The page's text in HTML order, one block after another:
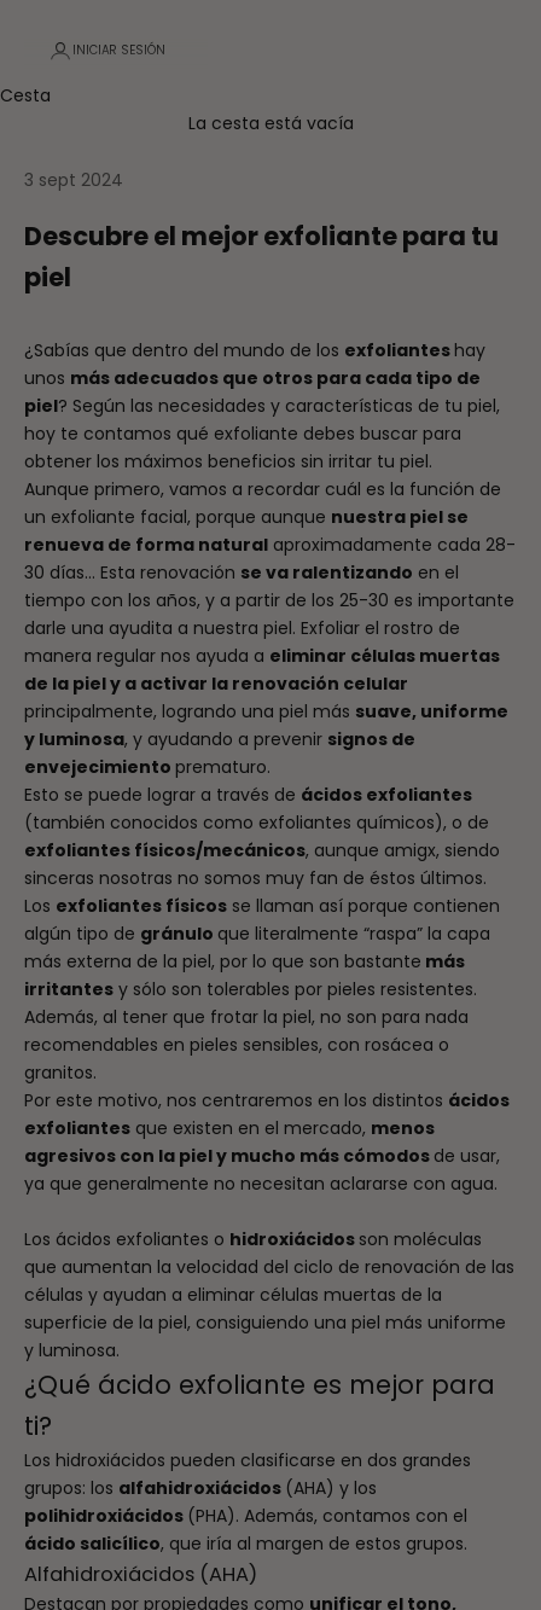
INICIAR SESIÓN
Cesta
La cesta está vacía
3 sept 2024
Descubre el mejor exfoliante para tu
piel
¿Sabías que dentro del mundo de los exfolianteshay
unos más adecuados que otros para cada tipo de
piel? Según las necesidades y características de tu piel,
hoy te contamos qué exfoliante debes buscar para
obtener los máximos beneficios sin irritar tu piel.
Aunque primero, vamos a recordar cuál es la función de
un exfoliante facial, porque aunque nuestra piel se
renueva de forma natural aproximadamente cada 28-
30 días… Esta renovación se va ralentizando en el
tiempo con los años, y a partir de los 25-30 es importante
darle una ayudita a nuestra piel. Exfoliar el rostro de
manera regular nos ayuda a eliminar células muertas
de la piel y a activar la renovación celular
principalmente, logrando una piel más suave, uniforme
y luminosa, y ayudando a prevenir signos de
envejecimiento prematuro.
Esto se puede lograr a través de ácidos exfoliantes
(también conocidos como exfoliantes químicos), o de
exfoliantes físicos/mecánicos, aunque amigx, siendo
sinceras nosotras no somos muy fan de éstos últimos.
Los exfoliantes físicos se llaman así porque contienen
algún tipo de gránulo que literalmente “raspa” la capa
más externa de la piel, por lo que son bastante más
irritantes y sólo son tolerables por pieles resistentes.
Además, al tener que frotar la piel, no son para nada
recomendables en pieles sensibles, con rosácea o
granitos.
Por este motivo, nos centraremos en los distintos ácidos
exfoliantes que existen en el mercado, menos
agresivos con la piel y mucho más cómodos de usar,
ya que generalmente no necesitan aclararse con agua.
Los ácidos exfoliantes o hidroxiácidos son moléculas
que aumentan la velocidad del ciclo de renovación de las
células y ayudan a eliminar células muertas de la
superficie de la piel, consiguiendo una piel más uniforme
y luminosa.
¿Qué ácido exfoliante es mejor para
ti?
Los hidroxiácidos pueden clasificarse en dos grandes
grupos: los alfahidroxiácidos (AHA) y los
polihidroxiácidos (PHA). Además, contamos con el
ácido salicílico, que iría al margen de estos grupos.
Alfahidroxiácidos (AHA)
Destacan por propiedades como unificar el tono,